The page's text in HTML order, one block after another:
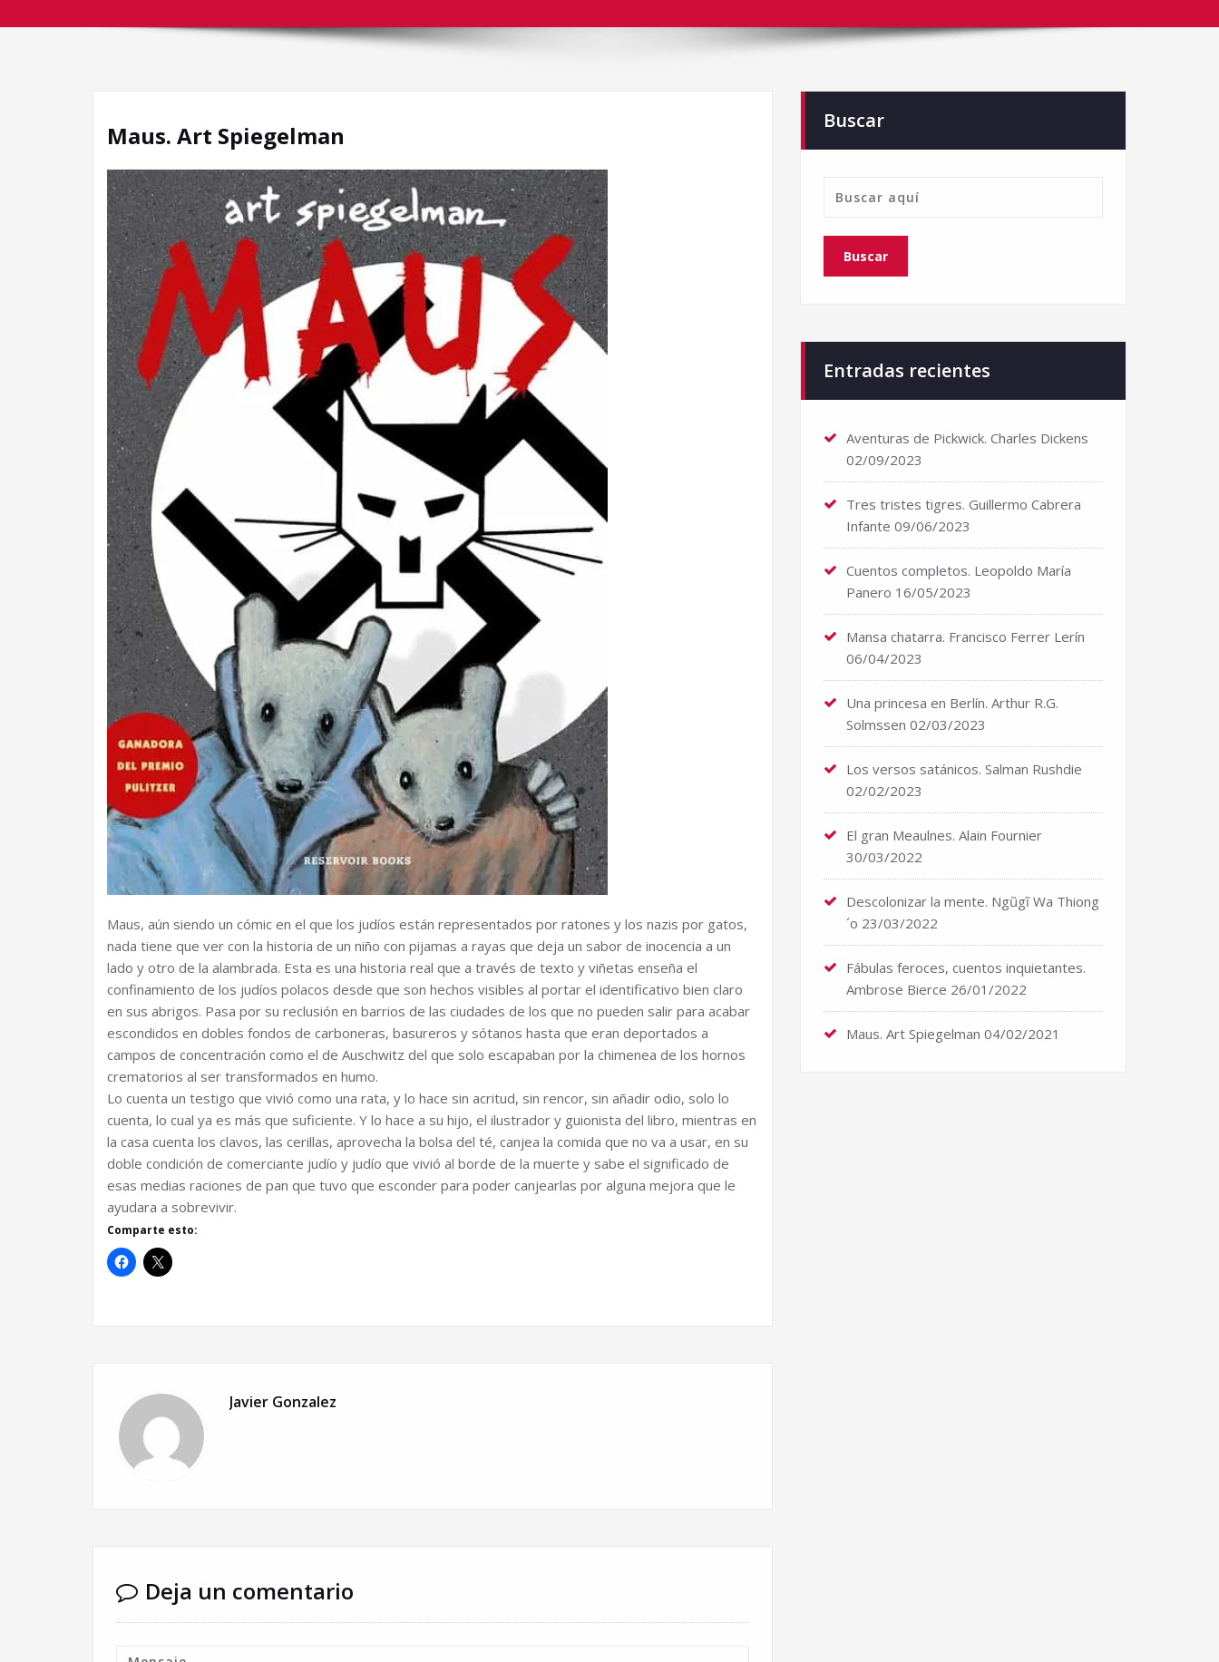
Maus. Art Spiegelman
Maus, aún siendo un cómic en el que los judíos están representados por ratones y los nazis por gatos,
nada tiene que ver con la historia de un niño con pijamas a rayas que deja un sabor de inocencia a un
lado y otro de la alambrada. Esta es una historia real que a través de texto y viñetas enseña el
confinamiento de los judíos polacos desde que son hechos visibles al portar el identificativo bien claro
en sus abrigos. Pasa por su reclusión en barrios de las ciudades de los que no pueden salir para acabar
escondidos en dobles fondos de carboneras, basureros y sótanos hasta que eran deportados a
campos de concentración como el de Auschwitz del que solo escapaban por la chimenea de los hornos
crematorios al ser transformados en humo.
Lo cuenta un testigo que vivió como una rata, y lo hace sin acritud, sin rencor, sin añadir odio, solo lo
cuenta, lo cual ya es más que suficiente. Y lo hace a su hijo, el ilustrador y guionista del libro, mientras en
la casa cuenta los clavos, las cerillas, aprovecha la bolsa del té, canjea la comida que no va a usar, en su
doble condición de comerciante judío y judío que vivió al borde de la muerte y sabe el significado de
esas medias raciones de pan que tuvo que esconder para poder canjearlas por alguna mejora que le
ayudara a sobrevivir.
Comparte esto:
Javier Gonzalez
Deja un comentario
Buscar
Entradas recientes
Aventuras de Pickwick. Charles Dickens
02/09/2023
Tres tristes tigres. Guillermo Cabrera
Infante 09/06/2023
Cuentos completos. Leopoldo María
Panero 16/05/2023
Mansa chatarra. Francisco Ferrer Lerín
06/04/2023
Una princesa en Berlín. Arthur R.G.
Solmssen 02/03/2023
Los versos satánicos. Salman Rushdie
02/02/2023
El gran Meaulnes. Alain Fournier
30/03/2022
Descolonizar la mente. Ngũgĩ Wa Thiong
´o 23/03/2022
Fábulas feroces, cuentos inquietantes.
Ambrose Bierce 26/01/2022
Maus. Art Spiegelman 04/02/2021